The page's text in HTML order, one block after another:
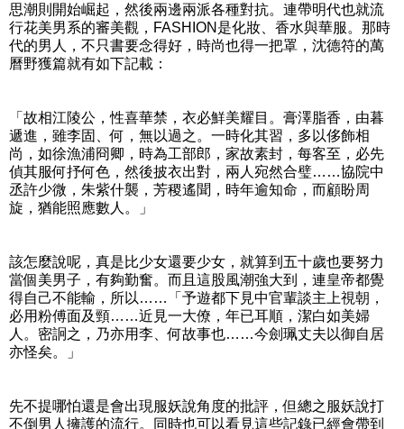
思潮則開始崛起，然後兩邊兩派各種對抗。連帶明代也就流
行花美男系的審美觀，FASHION是化妝、香水與華服。那時
代的男人，不只書要念得好，時尚也得一把罩，沈德符的萬
曆野獲篇就有如下記載：
「故相江陵公，性喜華禁，衣必鮮美耀目。膏澤脂香，由暮
遞進，雖李固、何，無以過之。一時化其習，多以侈飾相
尚，如徐漁浦冏卿，時為工部郎，家故素封，每客至，必先
偵其服何抒何色，然後披衣出對，兩人宛然合璧……協院中
丞許少微，朱紫什襲，芳稷遙聞，時年逾知命，而顧盼周
旋，猶能照應數人。」
該怎麼說呢，真是比少女還要少女，就算到五十歲也要努力
當個美男子，有夠勤奮。而且這股風潮強大到，連皇帝都覺
得自己不能輸，所以……「予遊都下見中官輩談主上視朝，
必用粉傅面及頸……近見一大僚，年已耳順，潔白如美婦
人。密詗之，乃亦用李、何故事也……今劍珮丈夫以御自居
亦怪矣。」
先不提哪怕還是會出現服妖說角度的批評，但總之服妖說打
不倒男人擁護的流行。同時也可以看見這些記錄已經會帶到